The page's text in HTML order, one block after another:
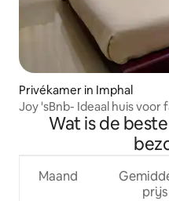
Privékamer in Imphal
Joy 'sBnb- Ideaal huis voor
Wat is de
Maand
prijs